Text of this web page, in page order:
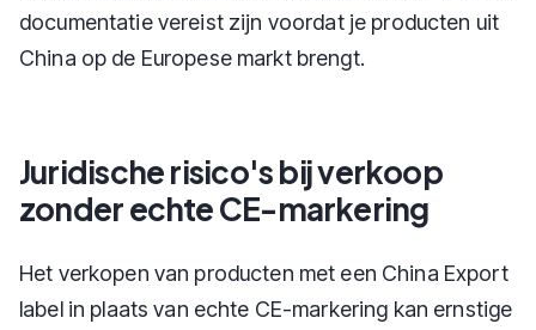
documentatie vereist zijn voordat je producten uit
China op de Europese markt brengt.
Juridische risico's bij verkoop
zonder echte CE-markering
Het verkopen van producten met een China Export
label in plaats van echte CE-markering kan ernstige